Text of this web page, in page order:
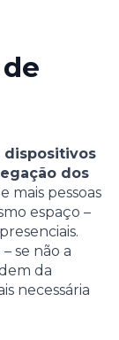
dispositivos
dos
mais pessoas
espaço –
se não a
da
necessária